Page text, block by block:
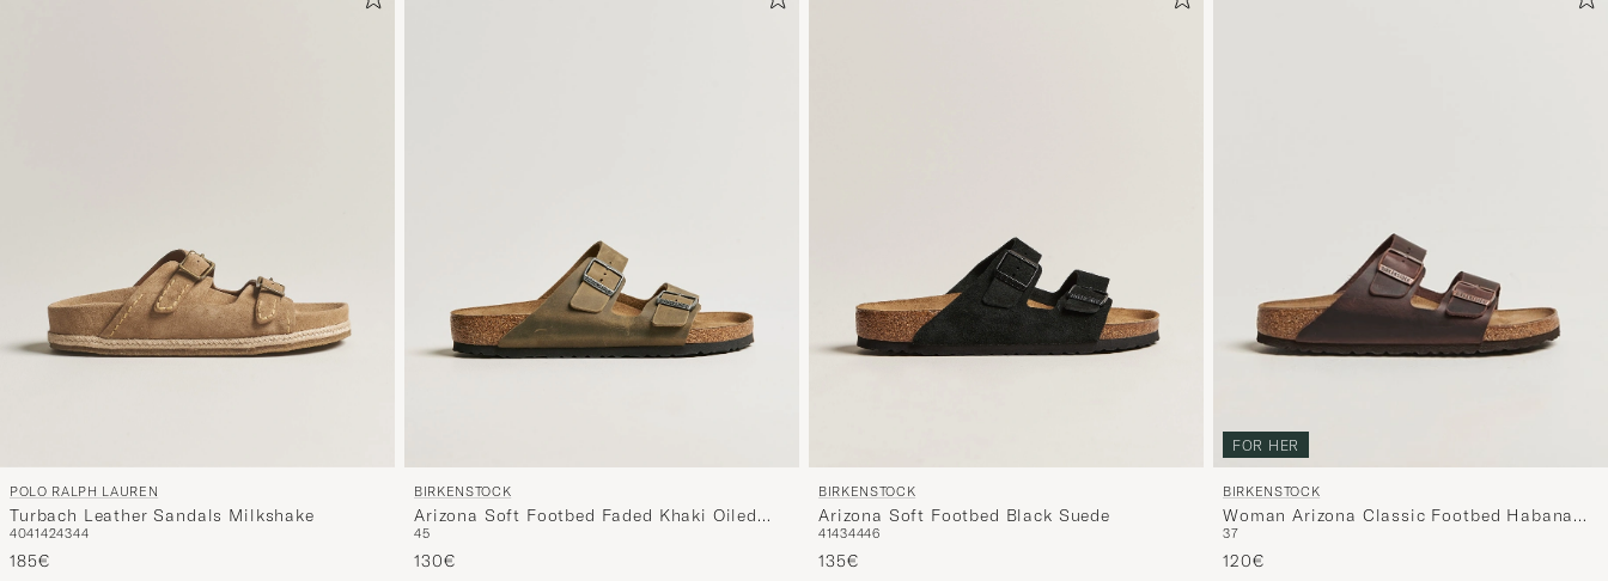
POLO RALPH LAUREN
Turbach Leather Sandals Milkshake
4041424344
185€
BIRKENSTOCK
Arizona Soft Footbed Faded Khaki Oiled
Leather
45
130€
BIRKENSTOCK
Arizona Soft Footbed Black Suede
41434446
135€
FOR HER
BIRKENSTOCK
Woman Arizona Classic Footbed Habana
Oiled Leather
37
120€